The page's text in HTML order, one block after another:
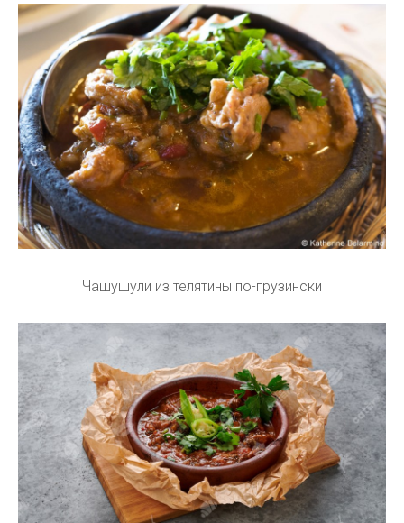
Чашушули из телятины по-грузински